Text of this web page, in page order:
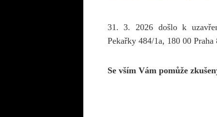
31. 3. 2026 došlo k
Pekařky 484/1a, 180 00 Praha
Se vším Vám pomůže